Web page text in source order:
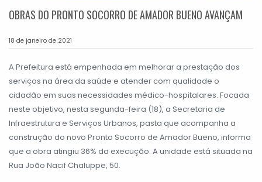
OBRAS DO PRONTO SOCORRO DE AMADOR BUENO AVANÇAM
18 de janeiro de 2021
A Prefeitura está empenhada em melhorar a prestação dos
serviços na área da saúde e atender com qualidade o
cidadão em suas necessidades médico-hospitalares. Focada
neste objetivo, nesta segunda-feira (18), a Secretaria de
Infraestrutura e Serviços Urbanos, pasta que acompanha a
construção do novo Pronto Socorro de Amador Bueno, informa
que a obra atingiu 36% da execução. A unidade está situada na
Rua João Nacif Chaluppe, 50.